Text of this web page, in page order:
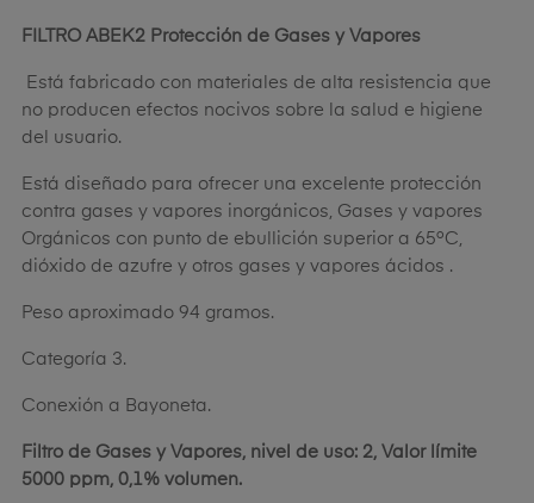
FILTRO ABEK2 Protección de Gases y Vapores
Está fabricado con materiales de alta resistencia que
no producen efectos nocivos sobre la salud e higiene
del usuario.
Está diseñado para ofrecer una excelente protección
contra gases y vapores inorgánicos, Gases y vapores
Orgánicos con punto de ebullición superior a 65ºC,
dióxido de azufre y otros gases y vapores ácidos .
Peso aproximado 94 gramos.
Categoría 3.
Conexión a Bayoneta.
Filtro de Gases y Vapores, nivel de uso: 2, Valor límite
5000 ppm, 0,1% volumen.